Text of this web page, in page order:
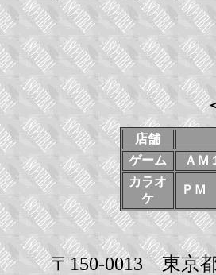
店舗
ゲーム
ＡＭ
カラオ
ケ
ＰＭ
〒150-0013 東京